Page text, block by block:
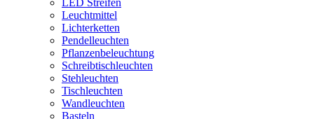
LED Streifen
Leuchtmittel
Lichterketten
Pendelleuchten
Pflanzenbeleuchtung
Schreibtischleuchten
Stehleuchten
Tischleuchten
Wandleuchten
Basteln